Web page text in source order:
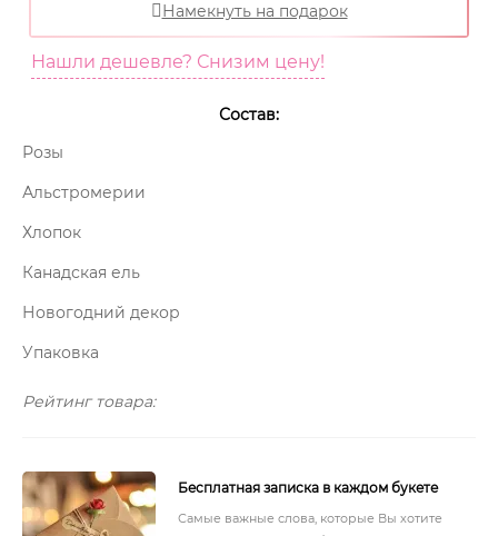
Намекнуть на подарок
Нашли дешевле? Снизим цену!
Состав:
Розы
Альстромерии
Хлопок
Канадская ель
Новогодний декор
Упаковка
Рейтинг товара:
Бесплатная записка в каждом букете
Самые важные слова, которые Вы хотите